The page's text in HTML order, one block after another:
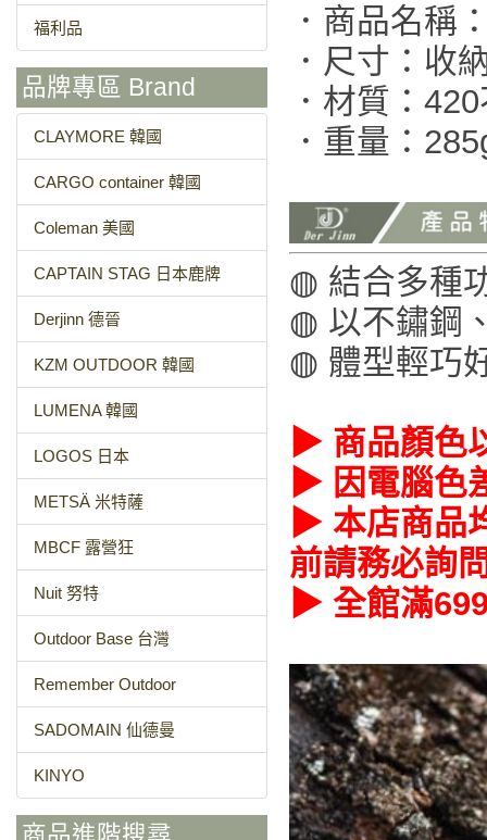
福利品
品牌專區 Brand
CLAYMORE 韓國
CARGO container 韓國
Coleman 美國
CAPTAIN STAG 日本鹿牌
Derjinn 德晉
KZM OUTDOOR 韓國
LUMENA 韓國
LOGOS 日本
METSÄ 米特薩
MBCF 露營狂
Nuit 努特
Outdoor Base 台灣
Remember Outdoor
SADOMAIN 仙德曼
KINYO
．商品名稱
．尺寸：收
．材質：
．重量：
◍ 結合多種
◍ 以不鏽鋼
◍ 體型輕巧
▶ 商品顏色
▶ 因電腦色
▶ 本店商品
前請務必詢
▶ 全館滿